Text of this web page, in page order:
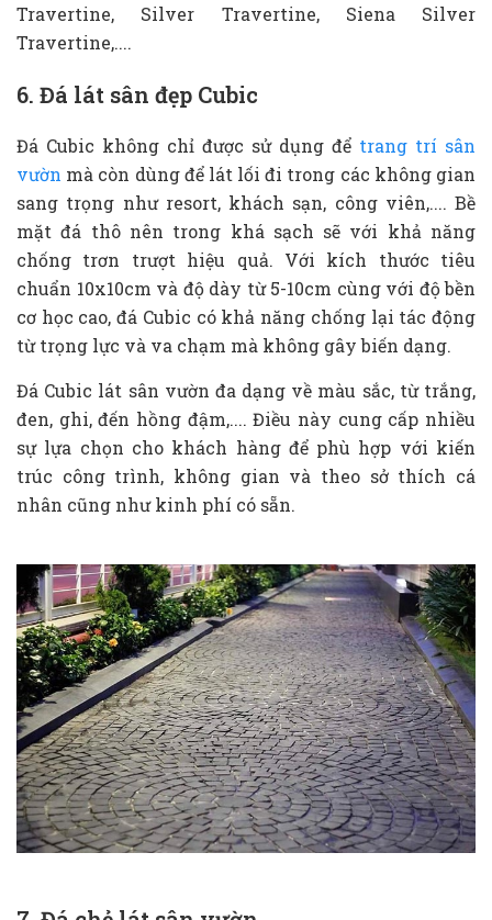
Travertine, Silver Travertine, Siena Silver
Travertine,....
6. Đá lát sân đẹp Cubic
Đá Cubic không chỉ được sử dụng để trang trí sân
vườn mà còn dùng để lát lối đi trong các không gian
sang trọng như resort, khách sạn, công viên,.... Bề
mặt đá thô nên trong khá sạch sẽ với khả năng
chống trơn trượt hiệu quả. Với kích thước tiêu
chuẩn 10x10cm và độ dày từ 5-10cm cùng với độ bền
cơ học cao, đá Cubic có khả năng chống lại tác động
từ trọng lực và va chạm mà không gây biến dạng.
Đá Cubic lát sân vườn đa dạng về màu sắc, từ trắng,
đen, ghi, đến hồng đậm,.... Điều này cung cấp nhiều
sự lựa chọn cho khách hàng để phù hợp với kiến
trúc công trình, không gian và theo sở thích cá
nhân cũng như kinh phí có sẵn.